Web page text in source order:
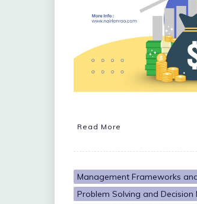
Read More
Management Frameworks
Problem Solving and Decision